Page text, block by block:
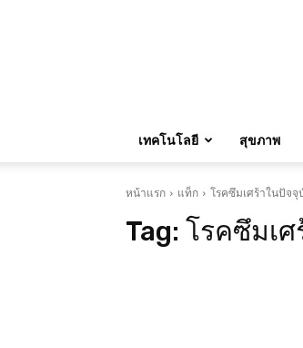
เทคโนโลยี สุขภาพ
หน้าแรก แท็ก โรคซึมเศร้าในปัจจุ
Tag: โรคซึมเ